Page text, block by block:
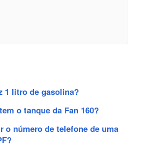
1 litro de gasolina?
o tanque da Fan 160?
o número de telefone de uma